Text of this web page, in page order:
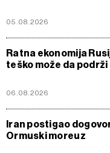
05.08.2026
Ratna ekonomija
teško može da podrži
06.08.2026
Iran postigao
Ormuski moreuz